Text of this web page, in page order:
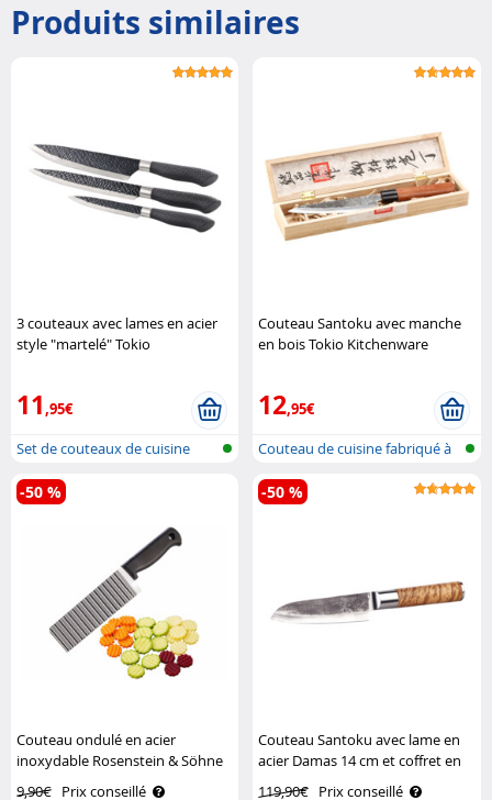
Produits similaires
3 couteaux avec lames en acier
style "martelé" Tokio
11,95€
Set de couteaux de cuisine
Couteau Santoku avec manche
en bois Tokio Kitchenware
12,95€
Couteau de cuisine fabriqué à
la ma..
Couteau ondulé en acier
inoxydable Rosenstein & Söhne
9,90€ Prix conseillé
-50 %
Couteau Santoku avec lame en
acier Damas 14 cm et coffret en
bois Tokio Kitchenware
119,90€ Prix conseillé
-50 %